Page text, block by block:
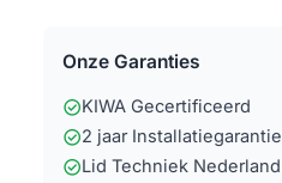
Onze Garanties
check_circleKIWA Gecertificeerd
check_circle2 jaar Installatiegarantie
check_circleLid Techniek Nederland